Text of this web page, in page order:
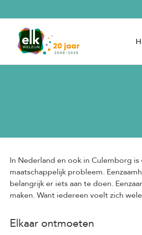
In Nederland en ook in Culemborg is
maatschappelijk probleem.
belangrijk er iets aan te doen.
maken. Want iedereen voelt zich
Elkaar ontmoeten